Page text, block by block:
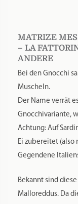
MATRIZE
– LA
ANDERE
Bei den Gnocchi
Muscheln.
Der Name verrät
Gnocchivariante,
Achtung: Auf
Ei zubereitet (also
Gegendene
Bekannt sind
Malloreddus. Da